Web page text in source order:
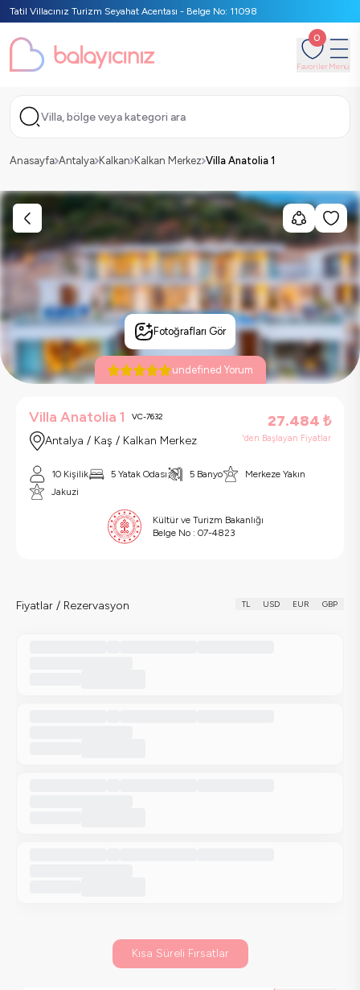
Tatil Villacınız Turizm Seyahat Acentası - Belge No: 11098
0
FavorilerMenü
Villa, bölge veya kategori ara
Anasayfa Antalya Kalkan Kalkan Merkez Villa Anatolia 1
Fotoğrafları Gör
undefined Yorum
Villa Anatolia 1 VC-7632
Antalya / Kaş / Kalkan Merkez
27.484 ₺
'den Başlayan Fiyatlar
10 Kişilik 5 Yatak Odası 5 Banyo
Merkeze Yakın
Jakuzi
Kültür ve Turizm Bakanlığı
Belge No : 07-4823
Fiyatlar / Rezervasyon TL USD EUR GBP
Kısa Süreli Fırsatlar